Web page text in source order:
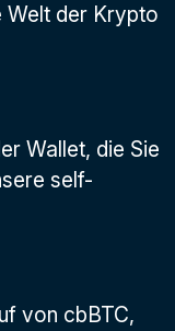
Welt der Krypto
Wallet, die Sie
self-
von cbBTC,